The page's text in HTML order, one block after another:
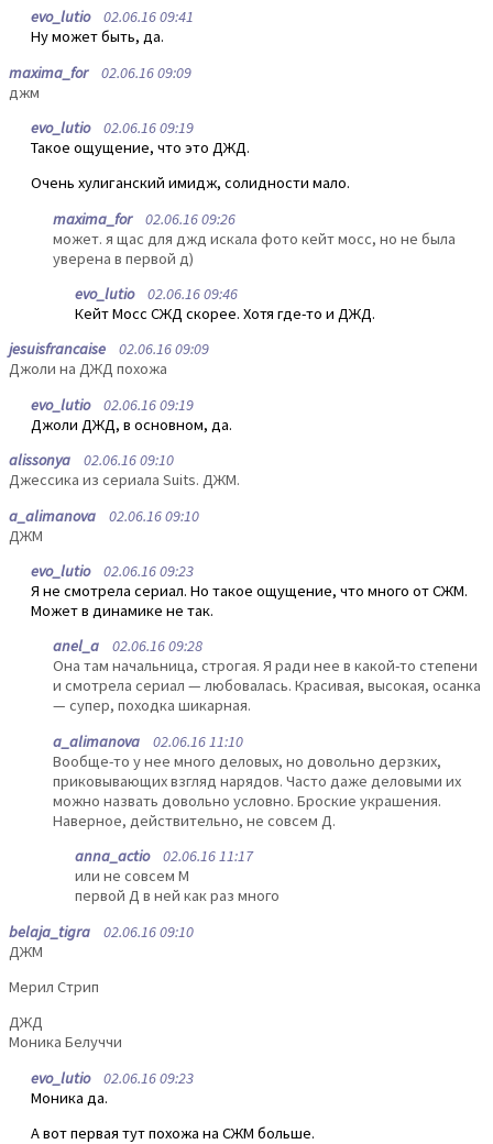
evo_lutio02.06.16 09:41
Ну может быть, да.
maxima_for02.06.16 09:09
джм
evo_lutio02.06.16 09:19
Такое ощущение, что это ДЖД.
Очень хулиганский имидж, солидности мало.
maxima_for02.06.16 09:26
может. я щас для джд искала фото кейт мосс, но не была
уверена в первой д)
evo_lutio02.06.16 09:46
Кейт Мосс СЖД скорее. Хотя где-то и ДЖД.
jesuisfrancaise 02.06.16 09:09
Джоли на ДЖД похожа
evo_lutio02.06.16 09:19
Джоли ДЖД, в основном, да.
alissonya 02.06.16 09:10
Джессика из сериала Suits. ДЖМ.
a_alimanova 02.06.16 09:10
ДЖМ
evo_lutio02.06.16 09:23
Я не смотрела сериал. Но такое ощущение, что много от СЖМ.
Может в динамике не так.
anel_a 02.06.16 09:28
Она там начальница, строгая. Я ради нее в какой-то степени
и смотрела сериал — любовалась. Красивая, высокая, осанка
— супер, походка шикарная.
a_alimanova 02.06.16 11:10
Вообще-то у нее много деловых, но довольно дерзких,
приковывающих взгляд нарядов. Часто даже деловыми их
можно назвать довольно условно. Броские украшения.
Наверное, действительно, не совсем Д.
anna_actio02.06.16 11:17
или не совсем М
первой Д в ней как раз много
belaja_tigra 02.06.16 09:10
ДЖМ
Мерил Стрип
ДЖД
Моника Белуччи
evo_lutio02.06.16 09:23
Моника да.
А вот первая тут похожа на СЖМ больше.